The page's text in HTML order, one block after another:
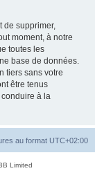
de supprimer,
moment, à notre
toutes les
base de données.
tiers sans votre
être tenus
à la
au format UTC+02:00
Limited